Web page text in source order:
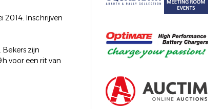
2014. Inschrijven
zijn
voor een rit van